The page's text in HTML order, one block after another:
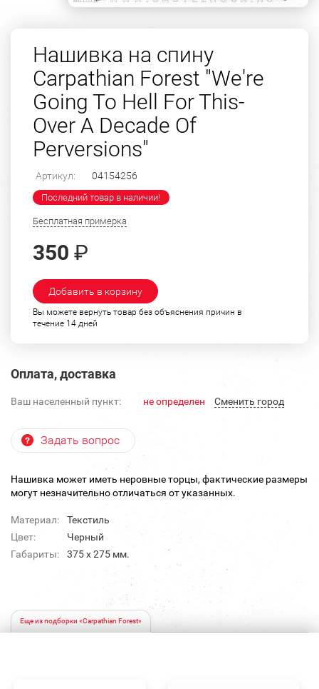
Нашивка на спину
Carpathian Forest "We're
Going To Hell For This-
Over A Decade Of
Perversions"
Артикул: 04154256
Последний товар в наличии!
Бесплатная примерка
350 ₽
Добавить в корзину
Вы можете вернуть товар без объяснения причин в
течение 14 дней
Оплата, доставка
Ваш населенный пункт: не определен Cменить город
Задать вопрос
Нашивка может иметь неровные торцы, фактические размеры
могут незначительно отличаться от указанных.
Материал:
Текстиль
Цвет:
Черный
Габариты:
375 х 275 мм.
Еще из подборки «Carpathian Forest»